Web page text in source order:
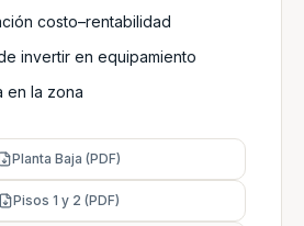
costo–rentabilidad
invertir en equipamiento
en la zona
Planta Baja (PDF)
Pisos 1 y 2 (PDF)